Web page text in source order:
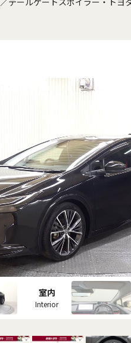
室内
Interior